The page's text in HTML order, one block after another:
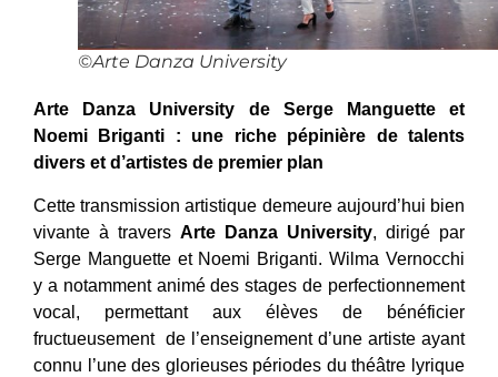
©Arte Danza University
Arte Danza University de Serge Manguette et
Noemi Briganti : une riche pépinière de talents
divers et d’artistes de premier plan
Cette transmission artistique demeure aujourd’hui bien
vivante à travers Arte Danza University, dirigé par
Serge Manguette et Noemi Briganti. Wilma Vernocchi
y a notamment animé des stages de perfectionnement
vocal, permettant aux élèves de bénéficier
fructueusement de l’enseignement d’une artiste ayant
connu l’une des glorieuses périodes du théâtre lyrique